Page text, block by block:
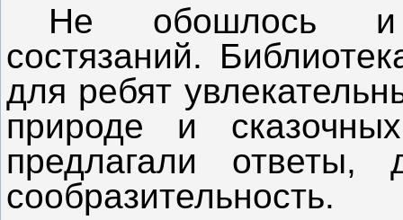
Не обошлось и
состязаний.
для ребят
природе и
предлагали ответы,
сообразительность.